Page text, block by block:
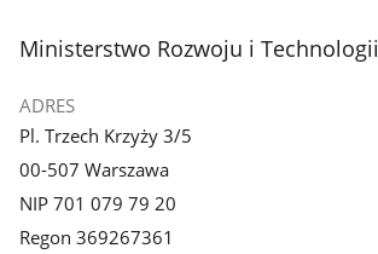
stopka
Ministerstwo Rozwoju i Technologii
ADRES
Pl. Trzech Krzyży 3/5
00-507 Warszawa
NIP 701 079 79 20
Regon 369267361